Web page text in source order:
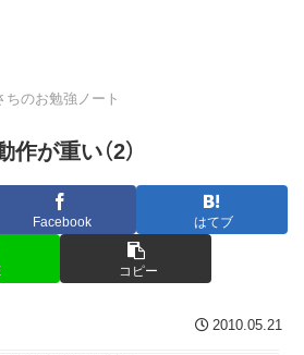
ちのお勉強ノート
が重い（2）
Facebook はてブ
コピー
2010.05.21